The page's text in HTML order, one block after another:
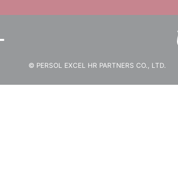
© PERSOL EXCEL HR PARTNERS CO., LTD.